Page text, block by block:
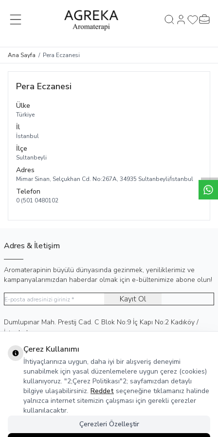
MENÜ Hesabım
Ana Sayfa / Pera Eczanesi
Pera Eczanesi
Ülke
Türkiye
İl
İstanbul
İlçe
Sultanbeyli
Adres
Mimar Sinan, Selçukhan Cd. No:267A, 34935 Sultanbeyli/İstanbul
Telefon
0 (501 0480102
Adres & İletişim
Aromaterapinin büyülü dünyasında gezinmek, yeniliklerimiz ve
kampanyalarımızdan haberdar olmak için e-bültenimize abone olun!
Kayıt Ol
Adres
Dumlupınar Mah. Prestij Cad. C Blok No:9 İç Kapı No:2 Kadıköy /
İstanbul
Telefon
0 (530) 236 15 75
E-Posta
info@agreka.com.tr
Müşteri Hizmetleri
Yasal Bilgiler
Sosyal Medya
Çerez Kullanımı
İhtiyaçlarınıza uygun, daha iyi bir alışveriş deneyimi
sunabilmek için yasal düzenlemelere uygun çerez (cookies)
kullanıyoruz. "2;Çerez Politikası"2; sayfamızdan detaylı
bilgiye ulaşabilirsiniz. Reddet seçeneğine tıklamanız halinde
yalnızca internet sitemizin çalışması için gerekli çerezler
kullanılacaktır.
Çerezleri Özelleştir